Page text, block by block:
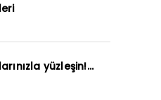
yüzleşin!...